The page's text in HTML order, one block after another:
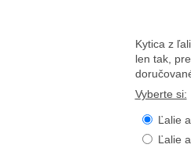
Kytica z
len tak,
Vyberte si:
Ľalie
Ľalie